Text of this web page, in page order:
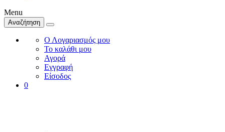
Menu
Αναζήτηση
Ο Λογαριασμός μου
Το καλάθι μου
Αγορά
Εγγραφή
Είσοδος
0